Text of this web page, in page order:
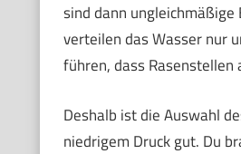
sind dann
verteilen das Wasser nur
führen, dass
Deshalb ist die Auswahl
niedrigem Druck gut. Du